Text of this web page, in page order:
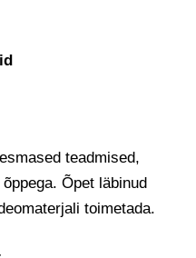
teadmised,
Õpet läbinud
toimetada.